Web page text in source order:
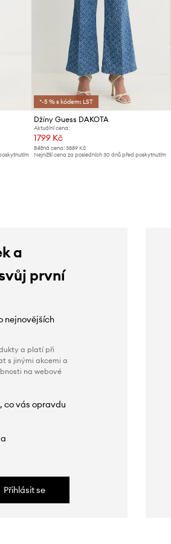
*-5 % s kódem: LST
Džíny Guess DAKOTA
Aktuální cena:
1799 Kč
Běžná cena: 3889 Kč
Nejnižší cena za posledních 30 dnů před poskytnutím
a
první
nejnovějších
a platí při
s jinými akcemi a
na webové
co vás opravdu
Přihlásit se